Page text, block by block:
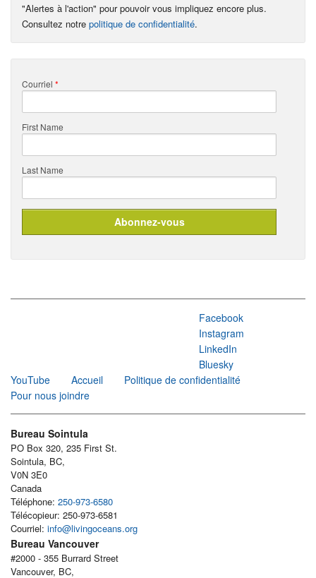
"Alertes à l'action" pour pouvoir vous impliquez encore plus.
Consultez notre politique de confidentialité.
Courriel *
First Name
Last Name
Facebook
Instagram
LinkedIn
Bluesky
YouTube
Accueil
Politique de confidentialité
Pour nous joindre
Bureau Sointula
PO Box 320, 235 First St.
Sointula, BC,
V0N 3E0
Canada
Téléphone: 250-973-6580
Télécopieur: 250-973-6581
Courriel: info@livingoceans.org
Bureau Vancouver
#2000 - 355 Burrard Street
Vancouver, BC,